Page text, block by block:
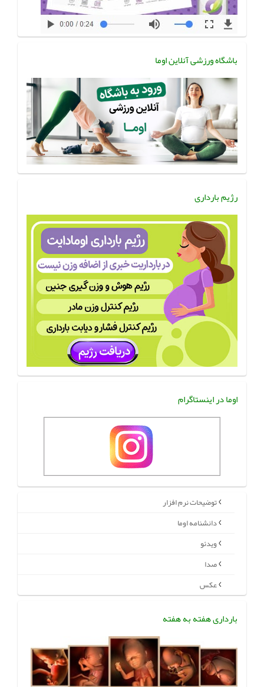
باشگاه ورزشی آنلاین اوما
رژیم بارداری
اوما در اینستاگرام
توضیحات نرم افزار
دانشنامه اوما
ویدئو
صدا
عکس
بارداری هفته به هفته